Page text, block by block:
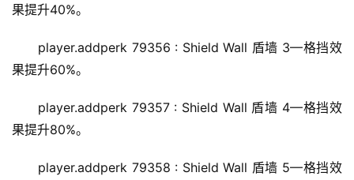
果提升40%。
player.addperk 79356 : Shield Wall 盾墙 3—格挡效
果提升60%。
player.addperk 79357 : Shield Wall 盾墙 4—格挡效
果提升80%。
player.addperk 79358 : Shield Wall 盾墙 5—格挡效